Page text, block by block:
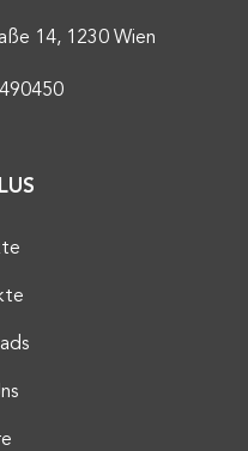
14, 1230 Wien